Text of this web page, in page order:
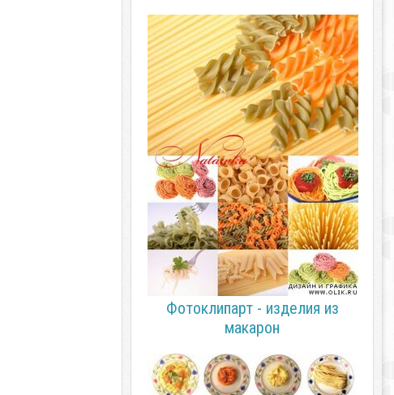
Фотоклипарт - изделия из
макарон